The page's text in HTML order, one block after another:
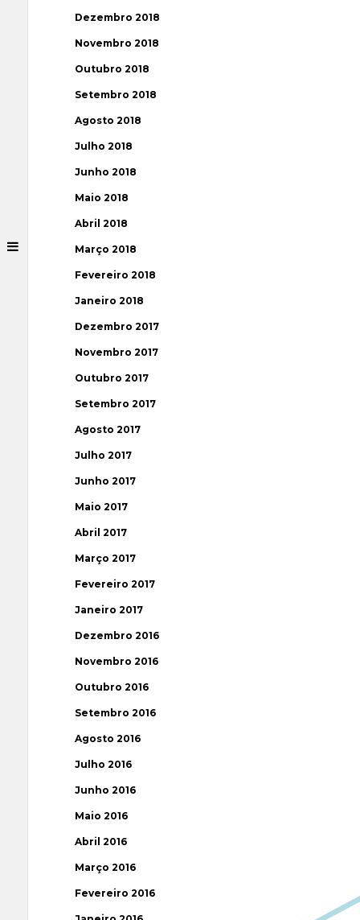
Dezembro 2018
Novembro 2018
Outubro 2018
Setembro 2018
Agosto 2018
Julho 2018
Junho 2018
Maio 2018
Abril 2018
Março 2018
Fevereiro 2018
Janeiro 2018
Dezembro 2017
Novembro 2017
Outubro 2017
Setembro 2017
Agosto 2017
Julho 2017
Junho 2017
Maio 2017
Abril 2017
Março 2017
Fevereiro 2017
Janeiro 2017
Dezembro 2016
Novembro 2016
Outubro 2016
Setembro 2016
Agosto 2016
Julho 2016
Junho 2016
Maio 2016
Abril 2016
Março 2016
Fevereiro 2016